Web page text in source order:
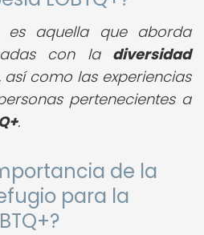
es aquella que aborda
con la diversidad
como las experiencias
pertenecientes a
.
de la
para la